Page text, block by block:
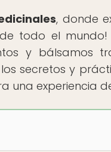
, donde
todo el
y bálsamos
los secretos y
una experiencia